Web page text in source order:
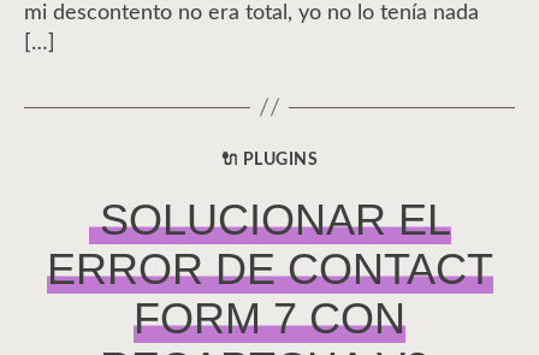
mi descontento no era total, yo no lo tenía nada
[…]
CATEGORÍAS
🔌 PLUGINS
SOLUCIONAR EL
ERROR DE CONTACT
FORM 7 CON